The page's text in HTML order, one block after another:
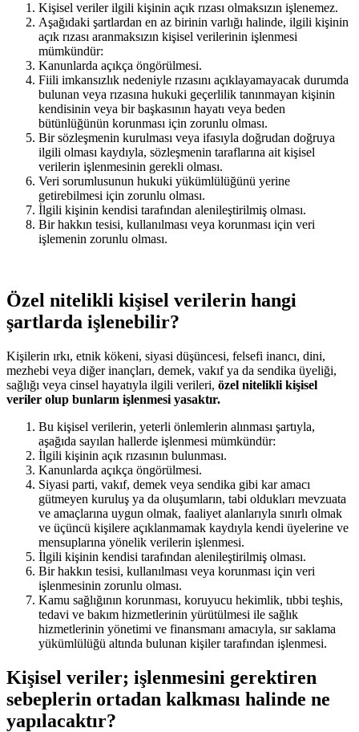
Kişisel veriler ilgili kişinin açık rızası olmaksızın işlenemez.
Aşağıdaki şartlardan en az birinin varlığı halinde, ilgili kişinin
açık rızası aranmaksızın kişisel verilerinin işlenmesi
mümkündür:
Kanunlarda açıkça öngörülmesi.
Fiili imkansızlık nedeniyle rızasını açıklayamayacak durumda
bulunan veya rızasına hukuki geçerlilik tanınmayan kişinin
kendisinin veya bir başkasının hayatı veya beden
bütünlüğünün korunması için zorunlu olması.
Bir sözleşmenin kurulması veya ifasıyla doğrudan doğruya
ilgili olması kaydıyla, sözleşmenin taraflarına ait kişisel
verilerin işlenmesinin gerekli olması.
Veri sorumlusunun hukuki yükümlülüğünü yerine
getirebilmesi için zorunlu olması.
İlgili kişinin kendisi tarafından alenileştirilmiş olması.
Bir hakkın tesisi, kullanılması veya korunması için veri
işlemenin zorunlu olması.
Özel nitelikli kişisel verilerin hangi
şartlarda işlenebilir?
Kişilerin ırkı, etnik kökeni, siyasi düşüncesi, felsefi inancı, dini,
mezhebi veya diğer inançları, demek, vakıf ya da sendika üyeliği,
sağlığı veya cinsel hayatıyla ilgili verileri, özel nitelikli kişisel
veriler olup bunların işlenmesi yasaktır.
Bu kişisel verilerin, yeterli önlemlerin alınması şartıyla,
aşağıda sayılan hallerde işlenmesi mümkündür:
İlgili kişinin açık rızasının bulunması.
Kanunlarda açıkça öngörülmesi.
Siyasi parti, vakıf, demek veya sendika gibi kar amacı
gütmeyen kuruluş ya da oluşumların, tabi oldukları mevzuata
ve amaçlarına uygun olmak, faaliyet alanlarıyla sınırlı olmak
ve üçüncü kişilere açıklanmamak kaydıyla kendi üyelerine ve
mensuplarına yönelik verilerin işlenmesi.
İlgili kişinin kendisi tarafından alenileştirilmiş olması.
Bir hakkın tesisi, kullanılması veya korunması için veri
işlenmesinin zorunlu olması.
Kamu sağlığının korunması, koruyucu hekimlik, tıbbi teşhis,
tedavi ve bakım hizmetlerinin yürütülmesi ile sağlık
hizmetlerinin yönetimi ve finansmanı amacıyla, sır saklama
yükümlülüğü altında bulunan kişiler tarafından işlenmesi.
Kişisel veriler; işlenmesini gerektiren
sebeplerin ortadan kalkması halinde ne
yapılacaktır?